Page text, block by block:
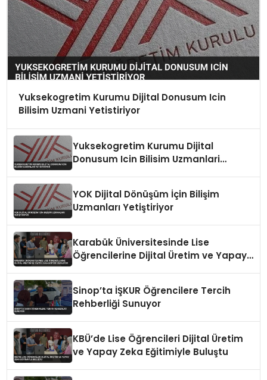
Yuksekogretim Kurumu Dijital Donusum Icin
Bilisim Uzmani Yetistiriyor
Yuksekogretim Kurumu Dijital
Donusum Icin Bilisim Uzmanlari
YOK Dijital Dönüşüm İçin Bilişim
Uzmanları Yetiştiriyor
Karabük Üniversitesinde Lise
Öğrencilerine Dijital Üretim ve Yapay
Sinop’ta İŞKUR Öğrencilere Tercih
Rehberliği Sunuyor
KBÜ’de Lise Öğrencileri Dijital Üretim
ve Yapay Zeka Eğitimiyle Buluştu